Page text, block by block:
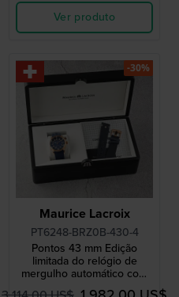
Ver produto
Maurice Lacroix
PT6248-BRZ0B-430-4
Pontos 43 mm Edição
limitada do relógio de
mergulho automático com
caixa em bronze genuíno
-30%